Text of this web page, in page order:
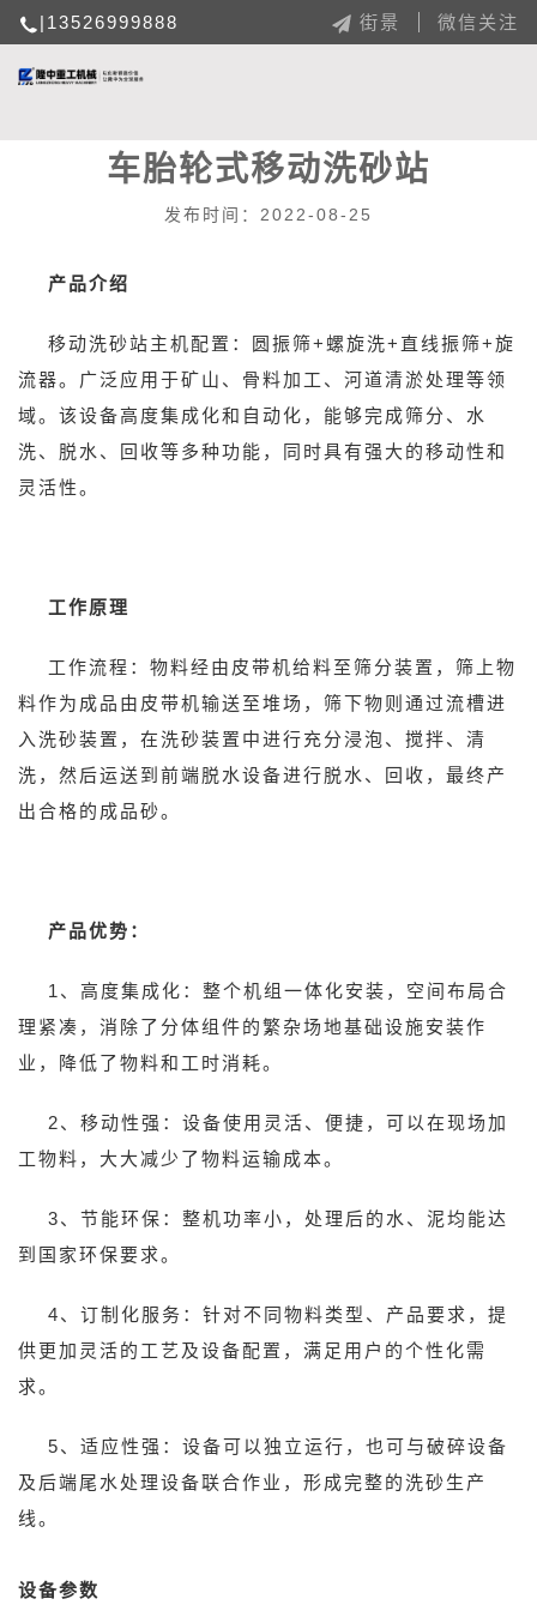
|13526999888 街景 微信关注
车胎轮式移动洗砂站
发布时间：2022-08-25
产品介绍
移动洗砂站主机配置：圆振筛+螺旋洗+直线振筛+旋
流器。广泛应用于矿山、骨料加工、河道清淤处理等领
域。该设备高度集成化和自动化，能够完成筛分、水
洗、脱水、回收等多种功能，同时具有强大的移动性和
灵活性。
工作原理
工作流程：物料经由皮带机给料至筛分装置，筛上物
料作为成品由皮带机输送至堆场，筛下物则通过流槽进
入洗砂装置，在洗砂装置中进行充分浸泡、搅拌、清
洗，然后运送到前端脱水设备进行脱水、回收，最终产
出合格的成品砂。
产品优势：
1、高度集成化：整个机组一体化安装，空间布局合
理紧凑，消除了分体组件的繁杂场地基础设施安装作
业，降低了物料和工时消耗。
2、移动性强：设备使用灵活、便捷，可以在现场加
工物料，大大减少了物料运输成本。
3、节能环保：整机功率小，处理后的水、泥均能达
到国家环保要求。
4、订制化服务：针对不同物料类型、产品要求，提
供更加灵活的工艺及设备配置，满足用户的个性化需
求。
5、适应性强：设备可以独立运行，也可与破碎设备
及后端尾水处理设备联合作业，形成完整的洗砂生产
线。
设备参数